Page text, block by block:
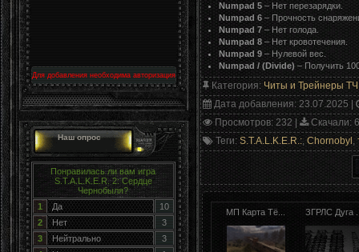
Для добавления необходима авторизация
Наш опрос
Понравилась ли вам игра
S.T.A.L.K.E.R. 2: Сердце
Чернобыля?
1
Да
10
2
Нет
3
3
Нейтрально
3
Numpad 5 – Нет перезарядки.
Numpad 6 – Прочность
Numpad 7 – Нет голода.
Numpad 8 – Нет кровотечения.
Numpad 9 – Нулевой вес.
Numpad / (Divide) – Получить
Категория: Читы и Трейнеры ТЧ
Дата добавления: 23.07.2025 |
Просмотров: 232 | Скачали:
Теги: S.T.A.L.K.E.R.: Chornobyl
МП Карта Тё... ЗГРЛС Дуга